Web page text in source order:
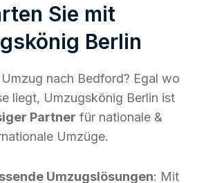
Sie mit
Berlin
Umzug nach Bedford? Egal wo
liegt, Umzugskönig Berlin ist
Partner für nationale &
Umzüge.
Umzugslösungen: Mit